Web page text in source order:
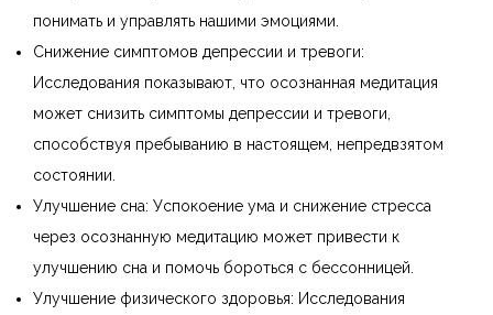
понимать и управлять нашими эмоциями.
Снижение симптомов депрессии и тревоги:
Исследования показывают, что осознанная медитация
может снизить симптомы депрессии и тревоги,
способствуя пребыванию в настоящем, непредвзятом
состоянии.
Улучшение сна: Успокоение ума и снижение стресса
через осознанную медитацию может привести к
улучшению сна и помочь бороться с бессонницей.
Улучшение физического здоровья: Исследования